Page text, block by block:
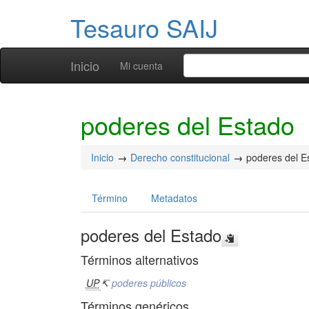
Tesauro SAIJ
Inicio Mi cuenta
poderes del Estado
Inicio Derecho constitucional poderes del
Término Metadatos
poderes del Estado
Términos alternativos
UP ↸poderes públicos